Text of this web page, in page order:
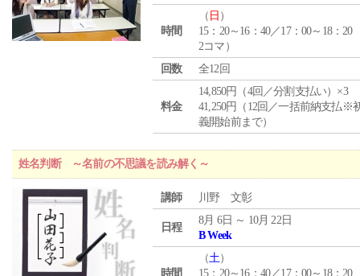
時間
（ 日 ）
15：20～16：40／17：00～18：20
2コマ）
回数
全12回
料金
14,850円（4回／分割支払い）×3
41,250円（12回／一括前納支払※
義開始前まで）
姓名判断 ～名前の不思議を読み解く～
講師 川野 文彰
日程
8月 6日 ～ 10月 22日
B Week
時間
（土）
15：20～16：40／17：00～18：20